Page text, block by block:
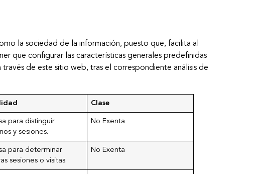
la sociedad de la información, puesto que, facilita al
que configurar las características generales predefinidas
de este sitio web, tras el correspondiente análisis de
Clase
para distinguir
y sesiones.
No Exenta
para determinar
sesiones o visitas.
No Exenta